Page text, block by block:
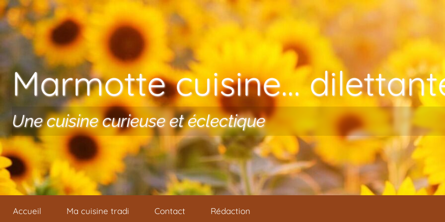
Aller au contenu
Marmotte cuisine…
Une cuisine curieuse et éclectique
Accueil Ma cuisine tradi Contact Rédaction